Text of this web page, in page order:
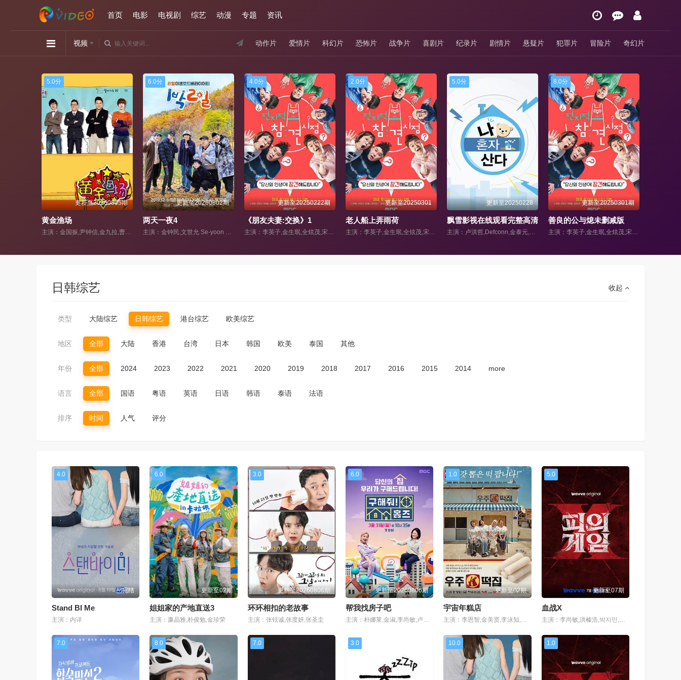
首页 电影 电视剧 综艺 动漫 专题 资讯
动作片 爱情片 科幻片 恐怖片 战争片 喜剧片 纪录片 剧情片 悬疑片 犯罪片 冒险片 奇幻片
视频
6.0分
更新至20260802期
两天一夜4
主演：金钟民,文世允 Se-yoon Moon,延政勋,金宣虎
4.0分
更新至20250222期
《朋友夫妻:交换》1
主演：李英子,金生珉,全炫茂,宋恩伊,梁世亨,洪真英,柳炳宰
2.0分
更新至20250301
老人船上弄雨荷
主演：李英子,金生珉,全炫茂,宋恩伊,梁世亨,洪真英,柳炳宰
5.0分
更新至20250228
飘雪影视在线观看完整高清
主演：卢洪哲,Defconn,金泰元,金光奎,徐仁国,李成宰,安七炫,梁耀燮,滑川康男,金永健,李太坤,金烔完,黄致列
8.0分
更新至20250301期
善良的公与熄未删减版
主演：李英子,金生珉,全炫茂,宋恩伊,梁世亨,洪真英,柳炳宰
2.0分
更新至20250316
激战的后厨3电视剧
主演：申东烨,徐章勋,韩惠珍,金建模
收起
日韩综艺
类型 大陆综艺 日韩综艺 港台综艺 欧美综艺
地区 全部 大陆 香港 台湾 日本 韩国 欧美 泰国 其他
年份 全部 2024 2023 2022 2021 2020 2019 2018 2017 2016 2015 2014 more
语言 全部 国语 粤语 英语 日语 韩语 泰语 法语
排序 时间 人气 评分
4.0
已完结
Stand BI Me
主演：内详
6.0
更新至02期
姐姐家的产地直送3
主演：廉晶雅,朴俊勉,金珍荣
3.0
更新至20260806期
环环相扣的老故事
主演：张铉诚,张度妍,张圣圭
6.0
更新至20260806期
帮我找房子吧
主演：朴娜莱,金淑,李尚敏,卢洪哲,洪真京,黄光熙
1.0
更新至02期
宇宙年糕店
主演：李恩智,金美贤,李泳知,安宥真
5.0
更新至07期
血战X
主演：李尚敏,洪榛浩,박지민,곽범,서출구,하승진
7.0 8.0 7.0 3.0 10.0 1.0